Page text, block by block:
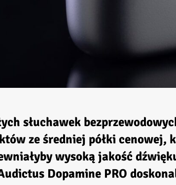
słuchawek
ze średniej półki cenowej,
wysoką jakość
Dopamine PRO